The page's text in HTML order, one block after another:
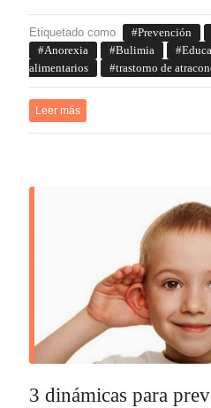
Etiquetado como Prevención
Anorexia
Bulimia
alimentarios
trastorno de
Leer más
3 dinámicas para